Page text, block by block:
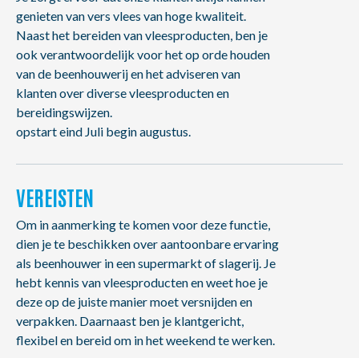
genieten van vers vlees van hoge kwaliteit.
Naast het bereiden van vleesproducten, ben je
ook verantwoordelijk voor het op orde houden
van de beenhouwerij en het adviseren van
klanten over diverse vleesproducten en
bereidingswijzen.
opstart eind Juli begin augustus.
VEREISTEN
Om in aanmerking te komen voor deze functie,
dien je te beschikken over aantoonbare ervaring
als beenhouwer in een supermarkt of slagerij. Je
hebt kennis van vleesproducten en weet hoe je
deze op de juiste manier moet versnijden en
verpakken. Daarnaast ben je klantgericht,
flexibel en bereid om in het weekend te werken.